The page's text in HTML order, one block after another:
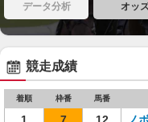
データ分析 オッ
競走成績
着順 枠番 馬番